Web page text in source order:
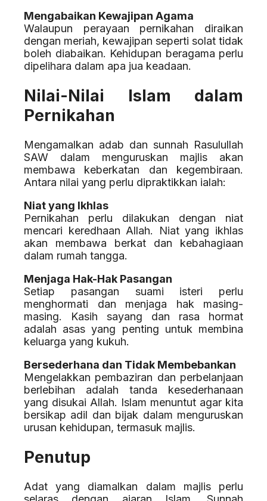
Mengabaikan Kewajipan Agama
Walaupun perayaan pernikahan diraikan
dengan meriah, kewajipan seperti solat tidak
boleh diabaikan. Kehidupan beragama perlu
dipelihara dalam apa jua keadaan.
Nilai-Nilai Islam dalam
Pernikahan
Mengamalkan adab dan sunnah Rasulullah
SAW dalam menguruskan majlis akan
membawa keberkatan dan kegembiraan.
Antara nilai yang perlu dipraktikkan ialah:
Niat yang Ikhlas
Pernikahan perlu dilakukan dengan niat
mencari keredhaan Allah. Niat yang ikhlas
akan membawa berkat dan kebahagiaan
dalam rumah tangga.
Menjaga Hak-Hak Pasangan
Setiap pasangan suami isteri perlu
menghormati dan menjaga hak masing-
masing. Kasih sayang dan rasa hormat
adalah asas yang penting untuk membina
keluarga yang kukuh.
Bersederhana dan Tidak Membebankan
Mengelakkan pembaziran dan perbelanjaan
berlebihan adalah tanda kesederhanaan
yang disukai Allah. Islam menuntut agar kita
bersikap adil dan bijak dalam menguruskan
urusan kehidupan, termasuk majlis.
Penutup
Adat yang diamalkan dalam majlis perlu